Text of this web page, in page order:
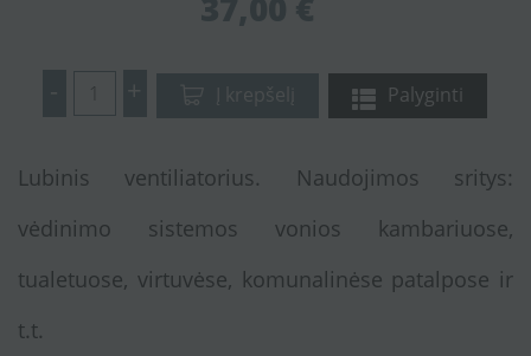
- + Į krepšelį Palyginti
Lubinis ventiliatorius. Naudojimos sritys:
vėdinimo sistemos vonios kambariuose,
tualetuose, virtuvėse, komunalinėse patalpose ir
t.t.